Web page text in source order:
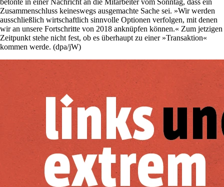
Zusammenschluss keineswegs ausgemachte Sache sei. »Wir werden
ausschließlich wirtschaftlich sinnvolle Optionen verfolgen, mit denen
wir an unsere Fortschritte von 2018 anknüpfen können.« Zum jetzigen
Zeitpunkt stehe nicht fest, ob es überhaupt zu einer »Transaktion«
kommen werde. (dpa/jW)